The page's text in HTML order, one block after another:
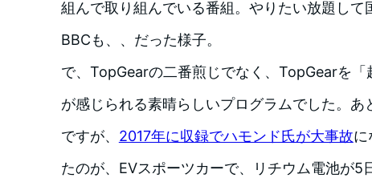
組んで取り組んでいる番組。やりたい放題して
BBCも、、だった様子。
で、TopGearの二番煎じでなく、TopGearを
が感じられる素晴らしいプログラムでした。あ
ですが、 2017年に収録でハモンド氏が大事故に
たのが、EVスポーツカーで、リチウム電池が5